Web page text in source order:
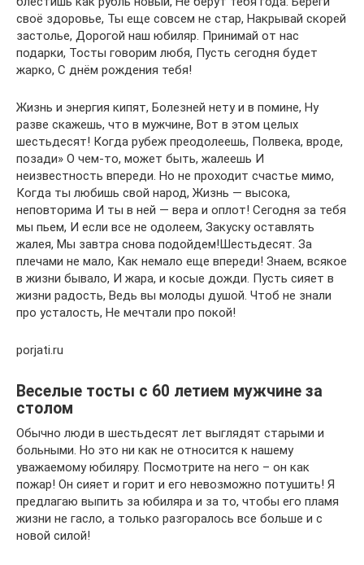
своё здоровье, Ты еще совсем не стар, Накрывай скорей
застолье, Дорогой наш юбиляр. Принимай от нас
подарки, Тосты говорим любя, Пусть сегодня будет
жарко, С днём рождения тебя!
Жизнь и энергия кипят, Болезней нету и в помине, Ну
разве скажешь, что в мужчине, Вот в этом целых
шестьдесят! Когда рубеж преодолеешь, Полвека, вроде,
позади» О чем-то, может быть, жалеешь И
неизвестность впереди. Но не проходит счастье мимо,
Когда ты любишь свой народ, Жизнь — высока,
неповторима И ты в ней — вера и оплот! Сегодня за тебя
мы пьем, И если все не одолеем, Закуску оставлять
жалея, Мы завтра снова подойдем!Шестьдесят. За
плечами не мало, Как немало еще впереди! Знаем, всякое
в жизни бывало, И жара, и косые дожди. Пусть сияет в
жизни радость, Ведь вы молоды душой. Чтоб не знали
про усталость, Не мечтали про покой!
porjati.ru
Веселые тосты с 60 летием мужчине за
столом
Обычно люди в шестьдесят лет выглядят старыми и
больными. Но это ни как не относится к нашему
уважаемому юбиляру. Посмотрите на него – он как
пожар! Он сияет и горит и его невозможно потушить! Я
предлагаю выпить за юбиляра и за то, чтобы его пламя
жизни не гасло, а только разгоралось все больше и с
новой силой!